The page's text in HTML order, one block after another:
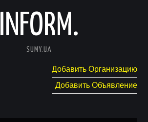
INFORM.
SUMY.UA
Добавить Организацию
Добавить Объявление